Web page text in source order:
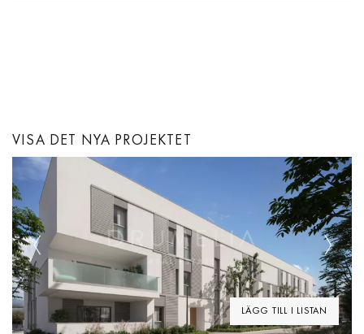
VISA DET NYA PROJEKTET
LÄGG TILL I LISTAN
Previous Next